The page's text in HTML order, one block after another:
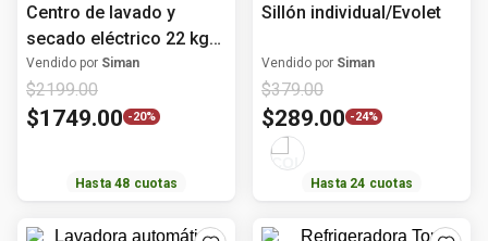
$1749.00 -20%
Hasta48 cuotas
$289.00 -24%